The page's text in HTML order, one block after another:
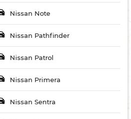
Nissan Note
Nissan Pathfinder
Nissan Patrol
Nissan Primera
Nissan Sentra